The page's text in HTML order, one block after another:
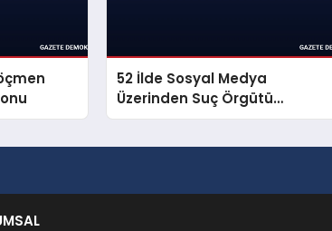
52 İlde Sosyal Medya
Üzerinden Suç Örgütü
Propagandasına Operasyon